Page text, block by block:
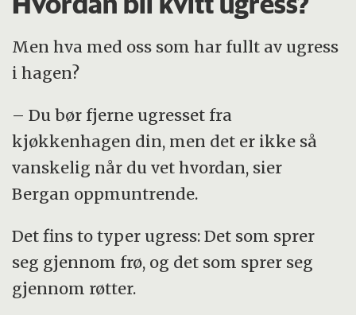
Men hva med oss som har fullt av ugress
i hagen?
– Du bør fjerne ugresset fra
kjøkkenhagen din, men det er ikke så
vanskelig når du vet hvordan, sier
Bergan oppmuntrende.
Det fins to typer ugress: Det som sprer
seg gjennom frø, og det som sprer seg
gjennom røtter.